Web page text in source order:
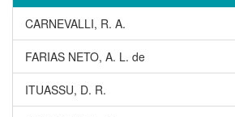
CARNEVALLI, R. A.
FARIAS NETO, A. L. de
ITUASSU, D. R.